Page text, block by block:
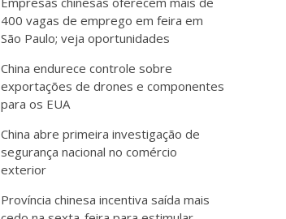
400 vagas de emprego em feira em
São Paulo; veja oportunidades
China endurece controle sobre
exportações de drones e componentes
para os EUA
China abre primeira investigação de
segurança nacional no comércio
exterior
Província chinesa incentiva saída mais